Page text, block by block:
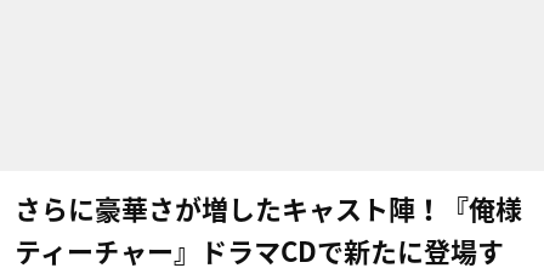
さらに豪華さが増したキャスト陣！『俺様
ティーチャー』ドラマCDで新たに登場す